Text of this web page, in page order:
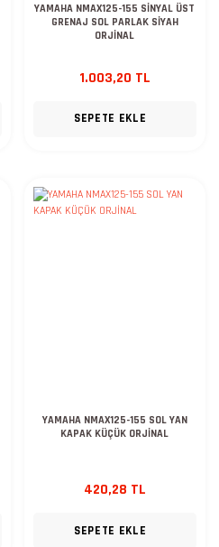
YAMAHA NMAX125-155 SİNYAL ÜST
GRENAJ SOL PARLAK SİYAH
ORJİNAL
1.003,20 TL
SEPETE EKLE
YAMAHA NMAX125-155 SOL YAN
KAPAK KÜÇÜK ORJİNAL
420,28 TL
SEPETE EKLE